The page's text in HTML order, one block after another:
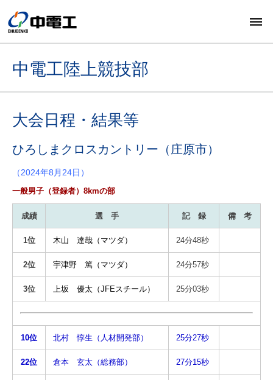
中電工陸上競技部
大会日程・結果等
ひろしまクロスカントリー（庄原市）
（2024年8月24日）
一般男子（登録者）8kmの部
成績 選 手 記 録 備 考
1位 木山 達哉（マツダ） 24分48秒
2位 宇津野 篤（マツダ） 24分57秒
3位 上坂 優太（JFEスチール） 25分03秒
10位 北村 惇生（人材開発部） 25分27秒
22位 倉本 玄太 （総務部） 27分15秒